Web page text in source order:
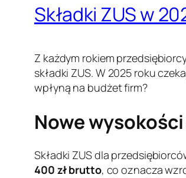
Składki ZUS w
Z każdym rokiem
składki ZUS. W 2025 roku
wpłyną na budżet firm?
Nowe
Składki ZUS dla
400 zł brutto, co oznacza